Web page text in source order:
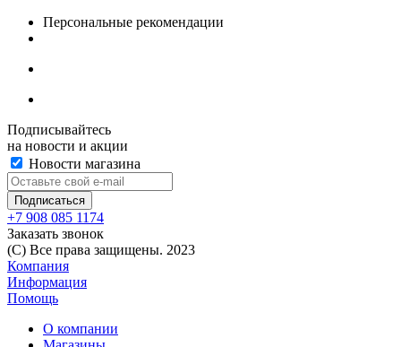
Персональные рекомендации
Подписывайтесь
на новости и акции
Новости магазина
+7 908 085 1174
Заказать звонок
(C) Все права защищены. 2023
Компания
Информация
Помощь
О компании